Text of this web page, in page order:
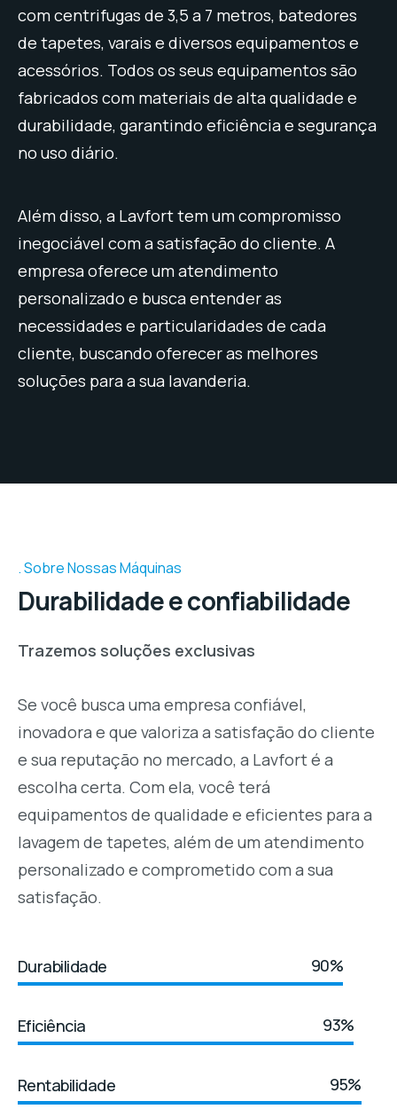
com centrifugas de 3,5 a 7 metros, batedores
de tapetes, varais e diversos equipamentos e
acessórios. Todos os seus equipamentos são
fabricados com materiais de alta qualidade e
durabilidade, garantindo eficiência e segurança
no uso diário.
Além disso, a Lavfort tem um compromisso
inegociável com a satisfação do cliente. A
empresa oferece um atendimento
personalizado e busca entender as
necessidades e particularidades de cada
cliente, buscando oferecer as melhores
soluções para a sua lavanderia.
Sobre Nossas Máquinas
Durabilidade e confiabilidade
Trazemos soluções exclusivas
Se você busca uma empresa confiável,
inovadora e que valoriza a satisfação do cliente
e sua reputação no mercado, a Lavfort é a
escolha certa. Com ela, você terá
equipamentos de qualidade e eficientes para a
lavagem de tapetes, além de um atendimento
personalizado e comprometido com a sua
satisfação.
Durabilidade 90%
Eficiência 93%
Rentabilidade 95%